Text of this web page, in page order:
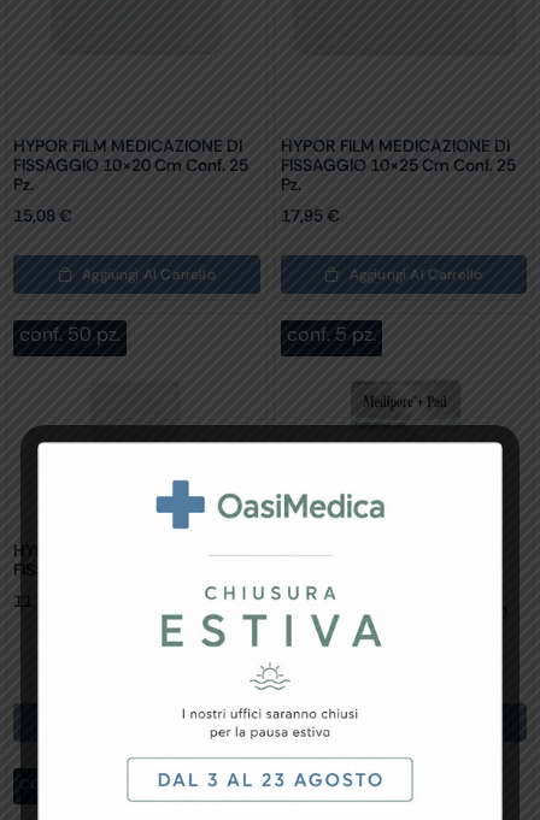
HYPOR FILM MEDICAZIONE DI
FISSAGGIO 10×20 Cm Conf. 25
Pz.
15,08€
Aggiungi Al Carrello
HYPOR FILM MEDICAZIONE DI
FISSAGGIO 10×25 Cm Conf. 25
Pz.
17,95€
Aggiungi Al Carrello
conf. 50 pz.
HYPOR FILM MEDICAZIONE DI
FISSAGGIO 6×8 Cm Conf. 50 Pz.
11,34
Aggiungi Al Carrello
conf. 5 pz.
MEDIPORE + PAD 3M – 10×10
Cm – 3566NP Conf. 5 Pz.
Aggiungi Al Carrello
conf. 5 pz. conf. 5 pz.